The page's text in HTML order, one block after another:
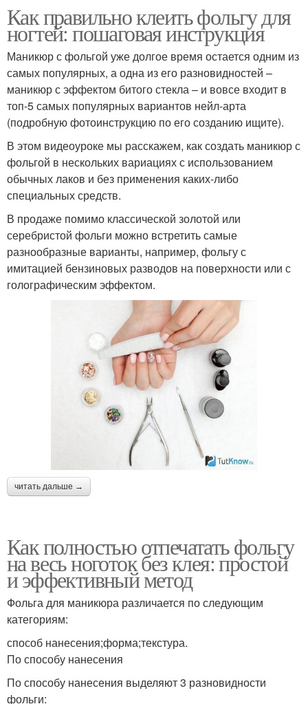
Как правильно клеить фольгу для
ногтей: пошаговая инструкция
Маникюр с фольгой уже долгое время остается одним из
самых популярных, а одна из его разновидностей –
маникюр с эффектом битого стекла – и вовсе входит в
топ-5 самых популярных вариантов нейл-арта
(подробную фотоинструкцию по его созданию ищите).
В этом видеоуроке мы расскажем, как создать маникюр с
фольгой в нескольких вариациях с использованием
обычных лаков и без применения каких-либо
специальных средств.
В продаже помимо классической золотой или
серебристой фольги можно встретить самые
разнообразные варианты, например, фольгу с
имитацией бензиновых разводов на поверхности или с
голографическим эффектом.
читать дальше →
Как полностью отпечатать фольгу
на весь ноготок без клея: простой
и эффективный метод
Фольга для маникюра различается по следующим
категориям:
способ нанесения;форма;текстура.
По способу нанесения
По способу нанесения выделяют 3 разновидности
фольги: